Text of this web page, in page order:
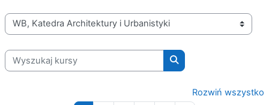
Kategorie kursów
Wyszukaj kursy
Wyszukaj kursy
Rozwiń wszystko